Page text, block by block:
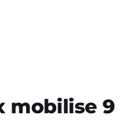
mobilise 9